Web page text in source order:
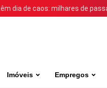
dia de caos: milhares de
Imóveis Empregos